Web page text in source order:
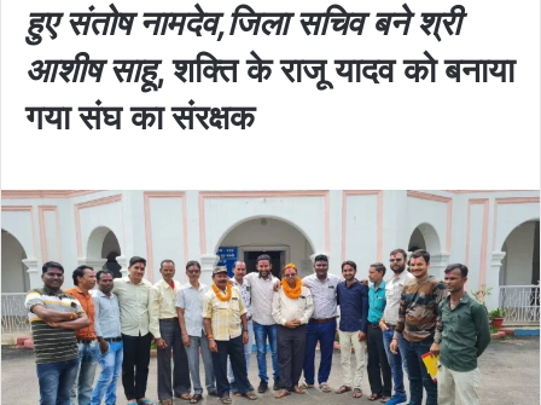
हुए संतोष नामदेव,जिला सचिव बने श्री
आशीष साहू, शक्ति के राजू यादव को बनाया
गया संघ का संरक्षक